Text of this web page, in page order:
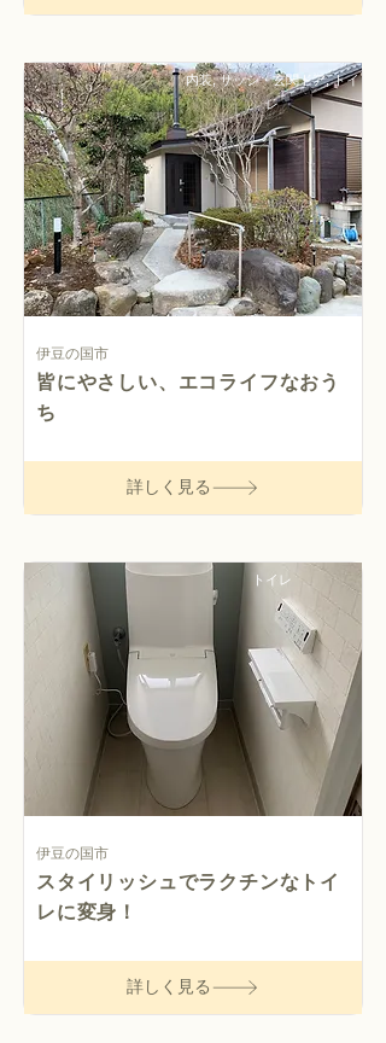
内装, サッシ・玄関ドア, トイ
レ
伊豆の国市
皆にやさしい、エコライフなおう
ち
詳しく見る
トイレ
伊豆の国市
スタイリッシュでラクチンなトイ
レに変身！
詳しく見る